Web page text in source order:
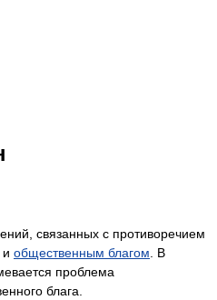
связанных с противоречием
общественным благом . В
проблема
блага.